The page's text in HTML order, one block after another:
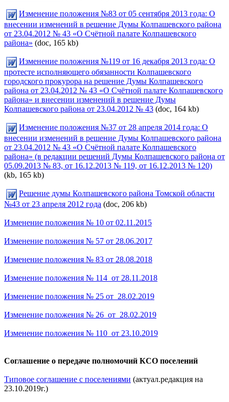
Изменение положения №83 от 05 сентября 2013 года: О
внесении изменений в решение Думы Колпашевского района
от 23.04.2012 № 43 «О Счётной палате Колпашевского
района» (doc, 165 kb)
Изменение положения №119 от 16 декабря 2013 года: О
протесте исполняющего обязанности Колпашевского
городского прокурора на решение Думы Колпашевского
района от 23.04.2012 № 43 «О Счётной палате Колпашевского
района» и внесении изменений в решение Думы
Колпашевского района от 23.04.2012 № 43 (doc, 164 kb)
Изменение положения №37 от 28 апреля 2014 года: О
внесении изменений в решение Думы Колпашевского района
от 23.04.2012 № 43 «О Счётной палате Колпашевского
района» (в редакции решений Думы Колпашевского района от
05.09.2013 № 83, от 16.12.2013 № 119, от 16.12.2013 № 120)
(kb, 165 kb)
Решение думы Колпашевского района Томской области
№43 от 23 апреля 2012 года (doc, 206 kb)
Изменение положения № 10 от 02.11.2015
Изменение положения № 57 от 28.06.2017
Изменение положения № 83 от 28.08.2018
Изменение положения № 114_от 28.11.2018
Изменение положения № 25 от_28.02.2019
Изменение положения № 26_от_28.02.2019
Изменение положения № 110_от 23.10.2019
Соглашение о передаче полномочий КСО поселений
Типовое соглашение с поселениями (актуал.редакция на
23.10.2019г.)